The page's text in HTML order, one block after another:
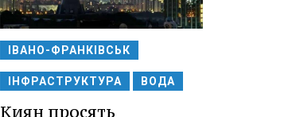
ІВАНО-ФРАНКІВСЬК
ІНФРАСТРУКТУРА ВОДА
Киян просять